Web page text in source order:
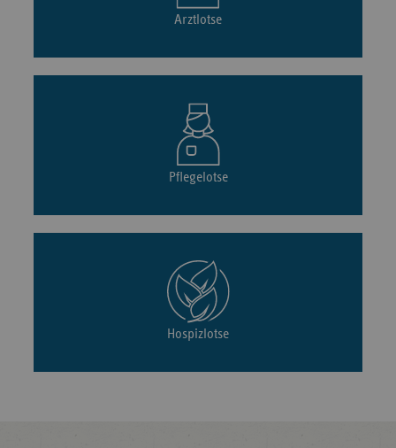
Arztlotse
Pflegelotse
Hospizlotse